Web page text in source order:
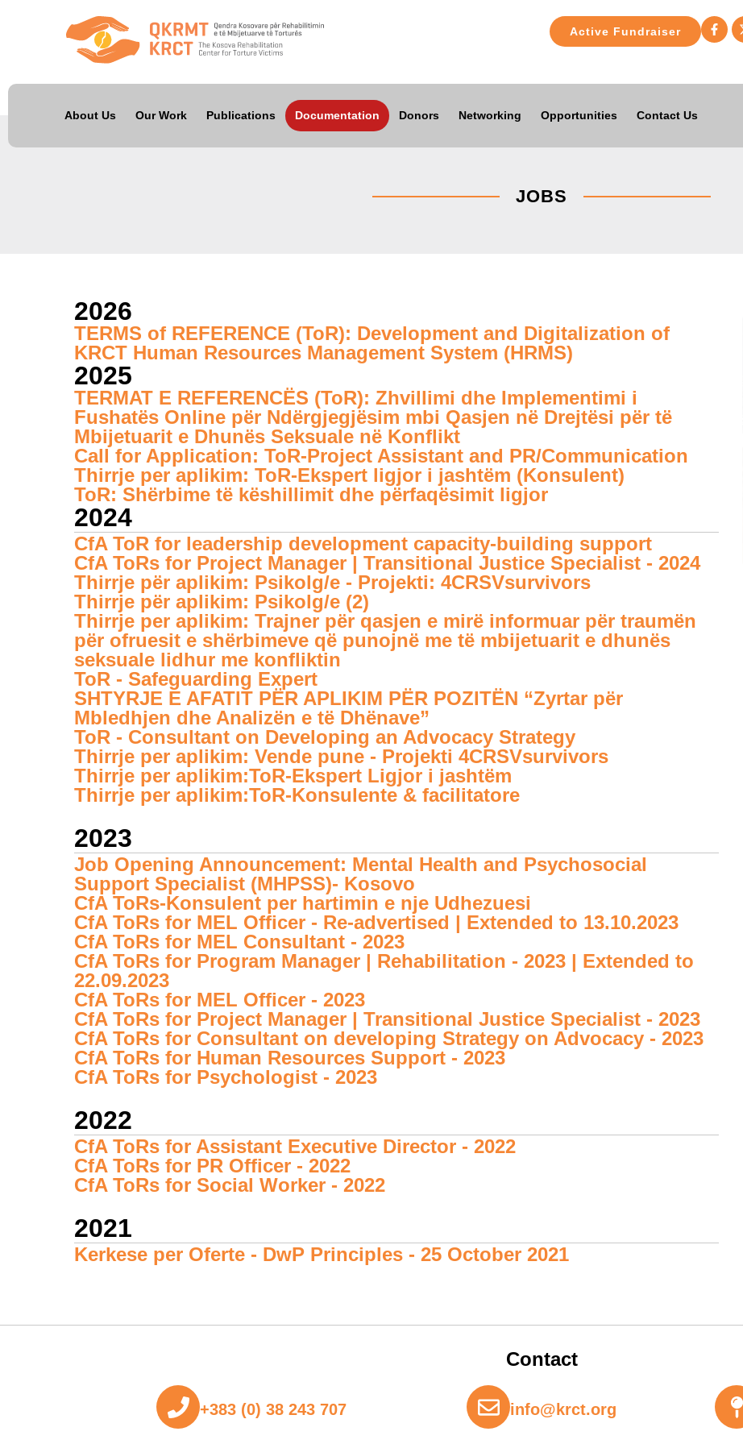
Active Fundraiser
About Us Our Work Publications Documentation Donors Networking Opportunities Contact Us
JOBS
2026
TERMS of REFERENCE (ToR): Development and Digitalization of
KRCT Human Resources Management System (HRMS)
2025
TERMAT E REFERENCËS (ToR): Zhvillimi dhe Implementimi i
Fushatës Online për Ndërgjegjësim mbi Qasjen në Drejtësi për të
Mbijetuarit e Dhunës Seksuale në Konflikt
Call for Application: ToR-Project Assistant and PR/Communication
Thirrje per aplikim: ToR-Ekspert ligjor i jashtëm (Konsulent)
ToR: Shërbime të këshillimit dhe përfaqësimit ligjor
2024
CfA ToR for leadership development capacity-building support
CfA ToRs for Project Manager | Transitional Justice Specialist - 2024
Thirrje për aplikim: Psikolg/e - Projekti: 4CRSVsurvivors
Thirrje për aplikim: Psikolg/e (2)
Thirrje per aplikim: Trajner për qasjen e mirë informuar për traumën
për ofruesit e shërbimeve që punojnë me të mbijetuarit e dhunës
seksuale lidhur me konfliktin
ToR - Safeguarding Expert
SHTYRJE E AFATIT PËR APLIKIM PËR POZITËN “Zyrtar për
Mbledhjen dhe Analizën e të Dhënave”
ToR - Consultant on Developing an Advocacy Strategy
Thirrje per aplikim: Vende pune - Projekti 4CRSVsurvivors
Thirrje per aplikim:ToR-Ekspert Ligjor i jashtëm
Thirrje per aplikim:ToR-Konsulente & facilitatore
2023
Job Opening Announcement: Mental Health and Psychosocial
Support Specialist (MHPSS)- Kosovo
CfA ToRs-Konsulent per hartimin e nje Udhezuesi
CfA ToRs for MEL Officer - Re-advertised | Extended to 13.10.2023
CfA ToRs for MEL Consultant - 2023
CfA ToRs for Program Manager | Rehabilitation - 2023 | Extended to
22.09.2023
CfA ToRs for MEL Officer - 2023
CfA ToRs for Project Manager | Transitional Justice Specialist - 2023
CfA ToRs for Consultant on developing Strategy on Advocacy - 2023
CfA ToRs for Human Resources Support - 2023
CfA ToRs for Psychologist - 2023
2022
CfA ToRs for Assistant Executive Director - 2022
CfA ToRs for PR Officer - 2022
CfA ToRs for Social Worker - 2022
2021
Kerkese per Oferte - DwP Principles - 25 October 2021
Contact
+383 (0) 38 243 707 info@krct.org